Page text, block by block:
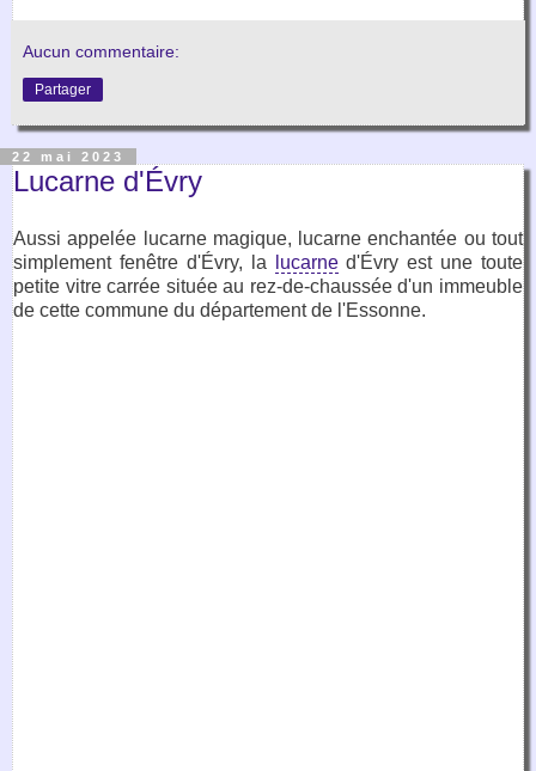
Aucun commentaire:
Partager
22 mai 2023
Lucarne d'Évry
Aussi appelée lucarne magique, lucarne enchantée ou tout
simplement fenêtre d'Évry, la
lucarned'Évry est une toute
petite vitre carrée située au rez-de-chaussée d'un immeuble
de cette commune du département de l'Essonne.